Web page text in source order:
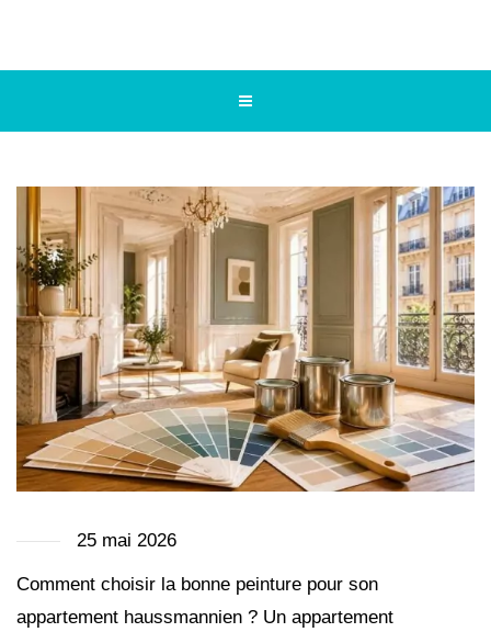
25 mai 2026
Comment choisir la bonne peinture pour son
appartement haussmannien ? Un appartement